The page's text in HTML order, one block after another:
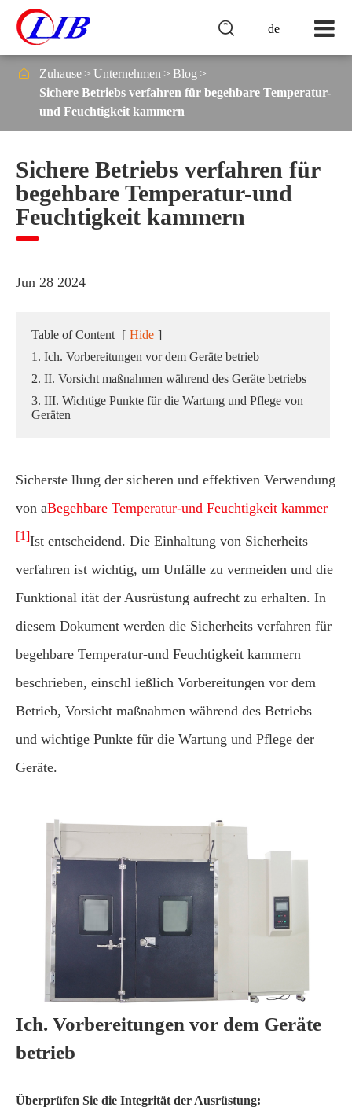
de

 Zuhause Unternehmen
Blog
Sichere Betriebs verfahren für begehbare Temperatur-
und Feuchtigkeit kammern
Sichere Betriebs verfahren für
begehbare Temperatur-und
Feuchtigkeit kammern
Jun 28 2024
Table of Content [ Hide ]
1. Ich. Vorbereitungen vor dem Geräte betrieb
2. II. Vorsicht maßnahmen während des Geräte betriebs
3. III. Wichtige Punkte für die Wartung und Pflege von
Geräten
Sicherste llung der sicheren und effektiven Verwendung
von aBegehbare Temperatur-und Feuchtigkeit kammer
[1]Ist entscheidend. Die Einhaltung von Sicherheits
verfahren ist wichtig, um Unfälle zu vermeiden und die
Funktional ität der Ausrüstung aufrecht zu erhalten. In
diesem Dokument werden die Sicherheits verfahren für
begehbare Temperatur-und Feuchtigkeit kammern
beschrieben, einschl ießlich Vorbereitungen vor dem
Betrieb, Vorsicht maßnahmen während des Betriebs
und wichtige Punkte für die Wartung und Pflege der
Geräte.
Ich. Vorbereitungen vor dem Geräte
betrieb
Überprüfen Sie die Integrität der Ausrüstung: